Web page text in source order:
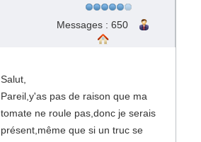
Messages : 650
Salut,
Pareil,y'as pas de raison que ma
tomate ne roule pas,donc je serais
présent,même que si un truc se